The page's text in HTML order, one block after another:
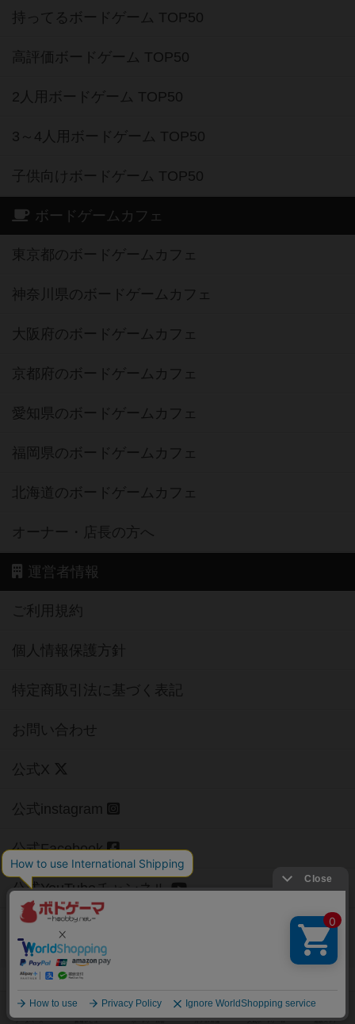
持ってるボードゲーム TOP50
高評価ボードゲーム TOP50
2人用ボードゲーム TOP50
3～4人用ボードゲーム TOP50
子供向けボードゲーム TOP50
ボードゲームカフェ
東京都のボードゲームカフェ
神奈川県のボードゲームカフェ
大阪府のボードゲームカフェ
京都府のボードゲームカフェ
愛知県のボードゲームカフェ
福岡県のボードゲームカフェ
北海道のボードゲームカフェ
オーナー・店長の方へ
運営者情報
ご利用規約
個人情報保護方針
特定商取引法に基づく表記
お問い合わせ
公式X
公式instagram
公式Facebook
公式YouTubeチャンネル